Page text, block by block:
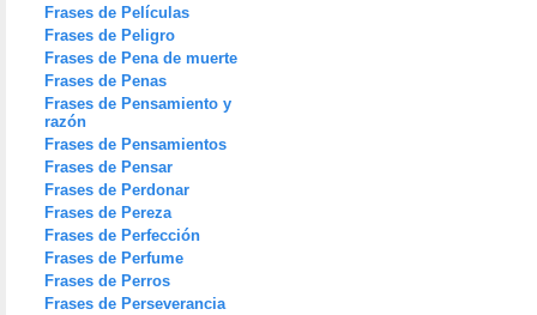
Frases de Películas
Frases de Peligro
Frases de Pena de muerte
Frases de Penas
Frases de Pensamiento y
razón
Frases de Pensamientos
Frases de Pensar
Frases de Perdonar
Frases de Pereza
Frases de Perfección
Frases de Perfume
Frases de Perros
Frases de Perseverancia